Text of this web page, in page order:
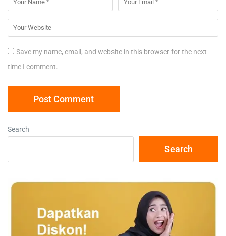
Save my name, email, and website in this browser for the next
time I comment.
Search
Search